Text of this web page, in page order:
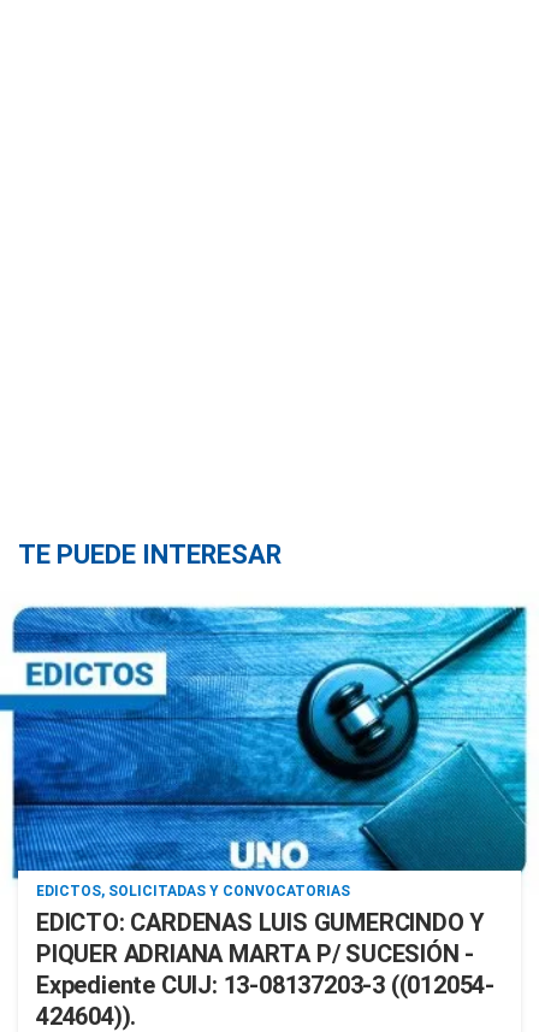
TE PUEDE INTERESAR
EDICTOS, SOLICITADAS Y CONVOCATORIAS
EDICTO: CARDENAS LUIS GUMERCINDO Y
PIQUER ADRIANA MARTA P/ SUCESIÓN -
Expediente CUIJ: 13-08137203-3 ((012054-
424604)).